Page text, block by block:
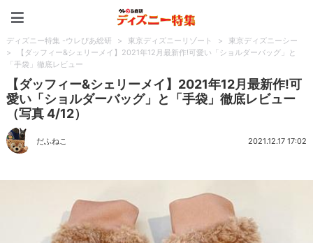
ディズニー特集 -ウレぴあ総研 > 東京ディズニーリゾート >
東京ディズニーシー
>
【ダッフィー&シェリーメイ】2021年12月最新作!可愛い「ショルダーバッグ」と
「手袋」徹底レビュー
【ダッフィー&シェリーメイ】2021年12月最新作!可
愛い「ショルダーバッグ」と「手袋」徹底レビュー
（写真 4/12）
だふねこ 2021.12.17 17:02